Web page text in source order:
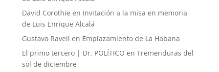
David Corothie en Invitación a la misa en memoria
de Luis Enrique Alcalá
Gustavo Ravell en Emplazamiento de La Habana
El primo tercero | Dr. POLÍTICO en Tremenduras del
sol de diciembre